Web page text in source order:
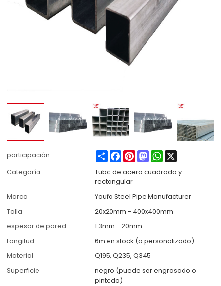
participación ShareFacebook
PinterestMastodonWhatsApp
Categoría
Tubo de acero cuadrado y
rectangular
Marca
Youfa Steel Pipe Manufacturer
Talla
20x20mm - 400x400mm
espesor de pared
1.3mm - 20mm
Longitud
6m en stock (o personalizado)
Material
Q195, Q235, Q345
Superficie
negro (puede ser engrasado o
pintado)